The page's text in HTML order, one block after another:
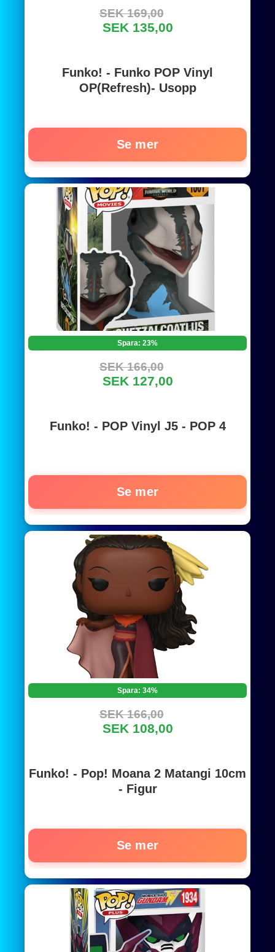
SEK 169,00
SEK 135,00
Funko! - Funko POP Vinyl
OP(Refresh)- Usopp
Se mer
Spara: 23%
SEK 166,00
SEK 127,00
Funko! - POP Vinyl J5 - POP 4
Se mer
Spara: 34%
SEK 166,00
SEK 108,00
Funko! - Pop! Moana 2 Matangi 10cm
- Figur
Se mer